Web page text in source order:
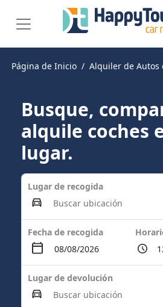
Página de Inicio Alquiler de Autos
Busque,
alquile coches
lugar.
Lugar de recogida
Fecha de recogida
Lugar de devolución